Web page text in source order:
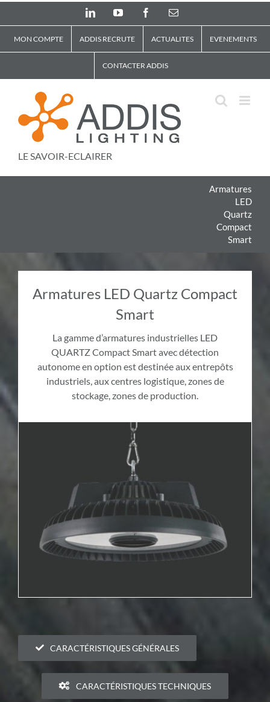
LinkedInYouTube FacebookEmail
MON COMPTE ADDIS RECRUTE ACTUALITES EVENEMENTS
CONTACTER ADDIS
LE SAVOIR-ECLAIRER
Armatures
LED
Quartz
Compact
Smart
Armatures LED Quartz Compact
Smart
La gamme d’armatures industrielles LED
QUARTZ Compact Smart avec détection
autonome en option est destinée aux entrepôts
industriels, aux centres logistique, zones de
stockage, zones de production.
CARACTÉRISTIQUES GÉNÉRALES
CARACTÉRISTIQUES TECHNIQUES